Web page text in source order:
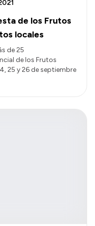
de los Frutos
locales
de 25
de los Frutos
25 y 26 de septiembre